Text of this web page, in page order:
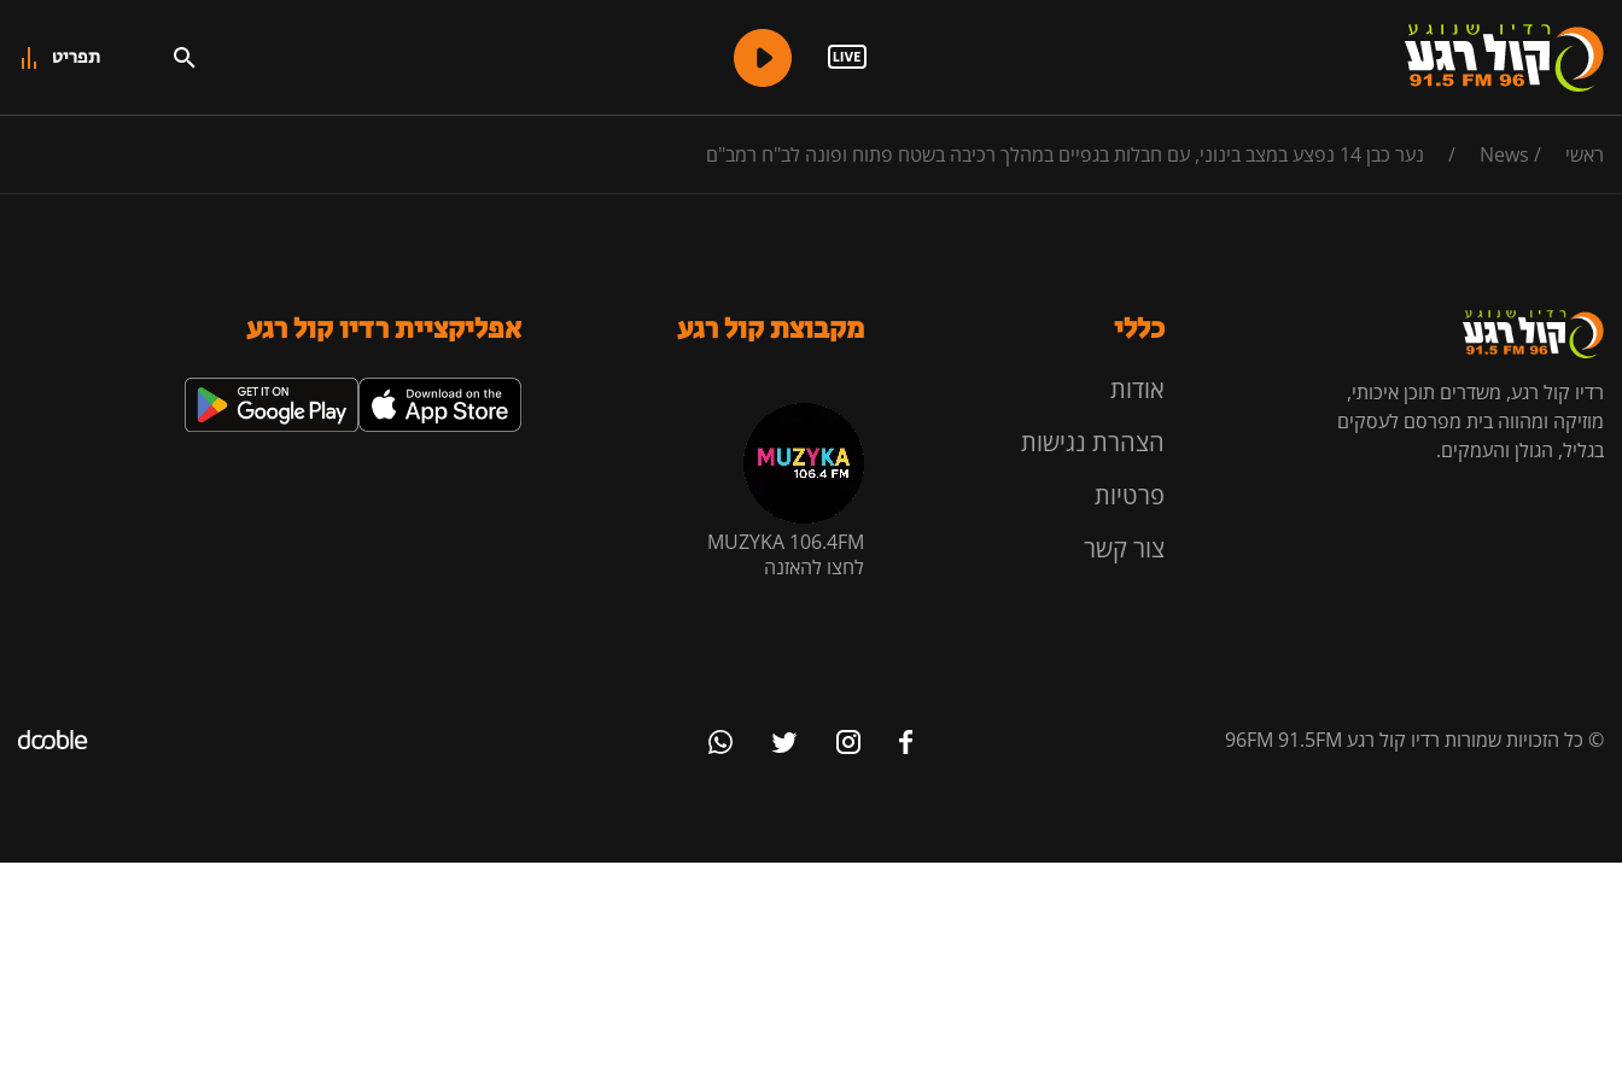
תפריט
ראשי /
News
/ נער כבן 14 נפצע במצב בינוני, עם חבלות בגפיים במהלך רכיבה בשטח פתוח ופונה לב"ח רמב"ם
רדיו קול רגע, משדרים תוכן איכותי,
מוזיקה ומהווה בית מפרסם לעסקים
בגליל, הגולן והעמקים.
כללי
אודות
הצהרת נגישות
פרטיות
צור קשר
מקבוצת קול רגע
MUZYKA 106.4FM
לחצו להאזנה
אפליקציית רדיו קול רגע
© כל הזכויות שמורות רדיו קול רגע 96FM 91.5FM